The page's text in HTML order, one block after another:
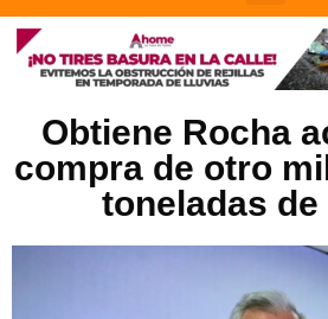
Obtiene Rocha
compra de otro
toneladas de